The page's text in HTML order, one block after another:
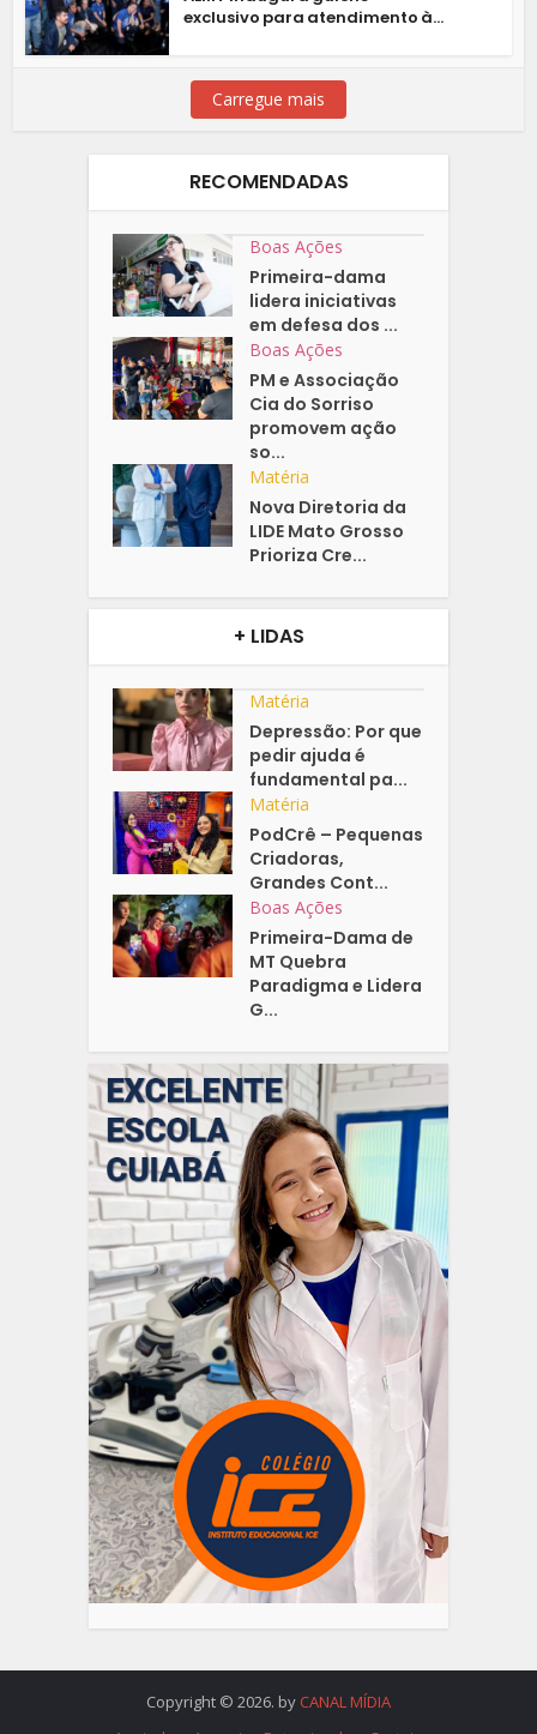
exclusivo para atendimento à...
Carregue mais
RECOMENDADAS
Boas Ações
Primeira-dama
lidera iniciativas
em defesa dos ...
Boas Ações
PM e Associação
Cia do Sorriso
promovem ação
so...
Matéria
Nova Diretoria da
LIDE Mato Grosso
Prioriza Cre...
+ LIDAS
Matéria
Depressão: Por que
pedir ajuda é
fundamental pa...
Matéria
PodCrê – Pequenas
Criadoras,
Grandes Cont...
Boas Ações
Primeira-Dama de
MT Quebra
Paradigma e Lidera
G...
Copyright © 2026. by CANAL MÍDIA